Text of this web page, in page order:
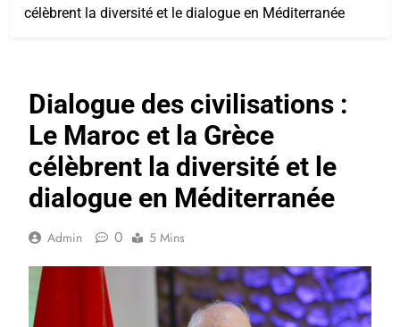
célèbrent la diversité et le dialogue en Méditerranée
Dialogue des civilisations :
Le Maroc et la Grèce
célèbrent la diversité et le
dialogue en Méditerranée
Admin 0 5 Mins